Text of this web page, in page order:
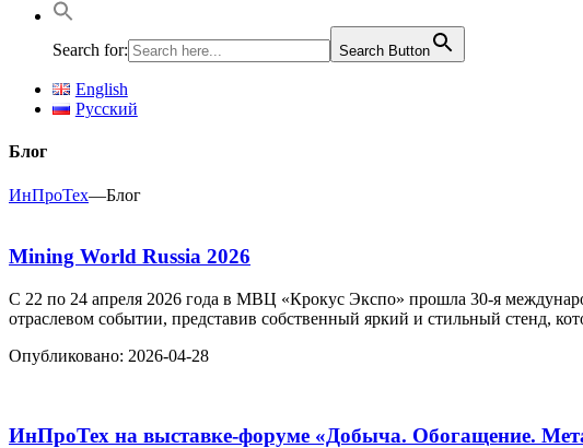
Search for: Search Button
English
Русский
Блог
ИнПроТех—Блог
Mining World Russia 2026
С 22 по 24 апреля 2026 года в МВЦ «Крокус Экспо» прошла 30-я
отраслевом событии, представив собственный яркий и стильный стенд,
Опубликовано: 2026-04-28
ИнПроТех на выставке-форуме «Добыча. Обогащение.